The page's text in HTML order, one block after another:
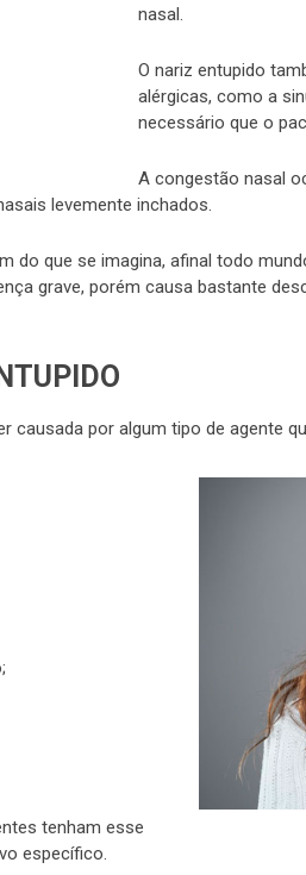
nasal.
O nariz entupido
alérgicas, como a
necessário que o
A congestão nasal
levemente inchados.
do que se imagina, afinal todo
grave, porém causa bastante
causada por algum tipo de agente
tenham esse
específico.